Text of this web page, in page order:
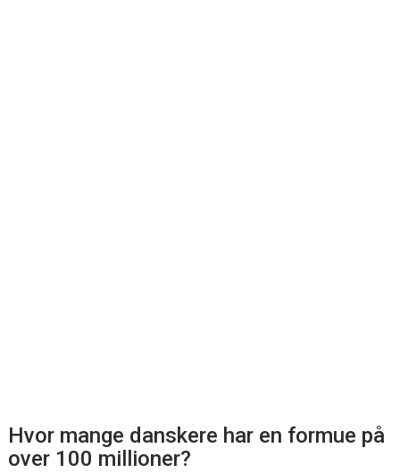
Hvor mange danskere har en formue på
over 100 millioner?